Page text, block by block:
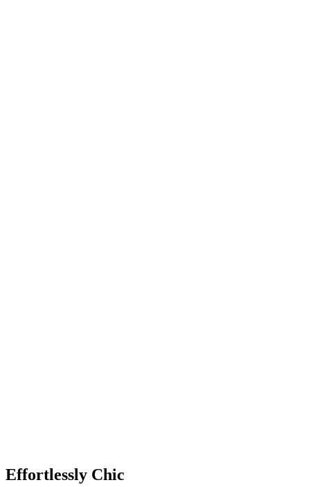
Effortlessly Chic